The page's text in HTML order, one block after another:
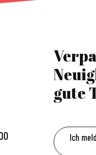
gute
Ich